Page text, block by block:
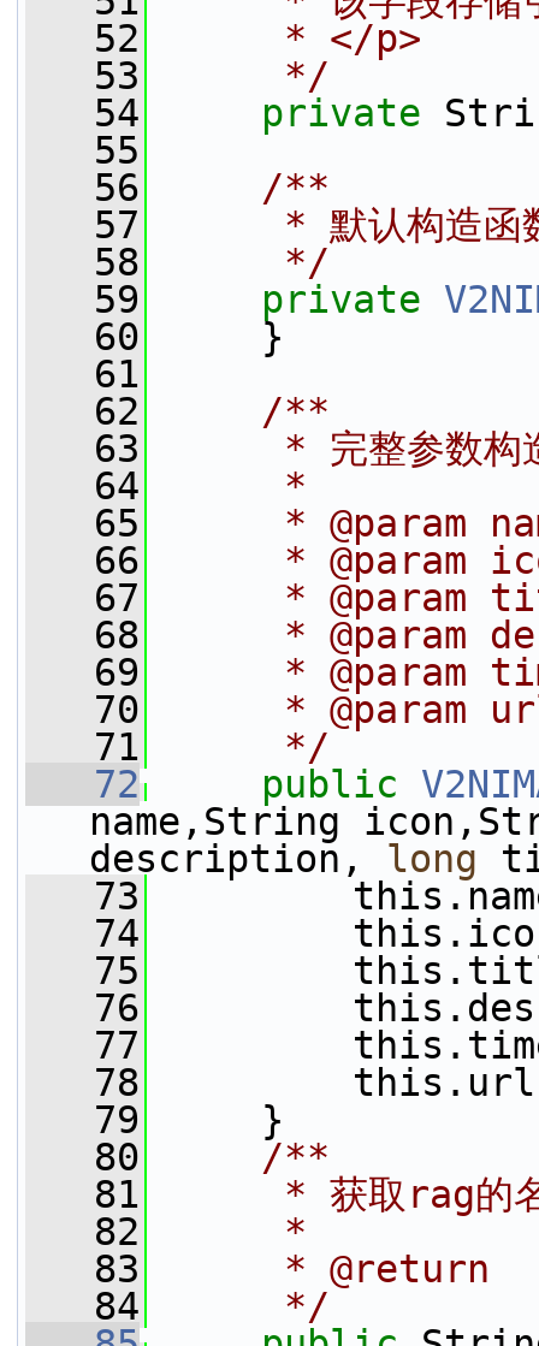
   52
     * </p>
   53
     */
   54
private
   55
   56
    /**
   57
* 默认构造函
   58
     */
   59
private
   60
}
   61
   62
    /**
   63
* 完整参数构
   64
     *
   65
* @param
   66
* @param
   67
* @param
   68
* @param
   69
* @param
   70
* @param
   71
     */
   72
public
name,String
description, long
   73
this.name
   74
this.icon
   75
this.title
   76
   77
this.time
   78
this.url
   79
}
   80
    /**
   81
* 获取rag的
   82
     *
   83
* @return
   84
     */